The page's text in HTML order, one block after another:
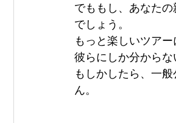
でももし、あなた
でしょう。
もっと楽しいツア
彼らにしか分からな
もしかしたら、一
ん。